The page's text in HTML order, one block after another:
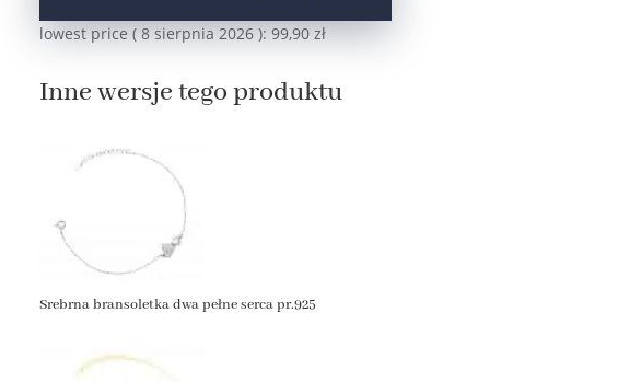
dwa
pr.925
lowest price (8 sierpnia 2026): 99,90 zł
Inne wersje tego produktu
Srebrna bransoletka dwa pełne serca pr.925